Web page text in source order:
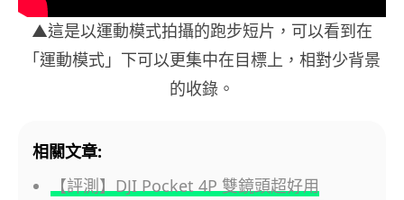
▲這是以運動模式拍攝的跑步短片，可以看到在
「運動模式」下可以更集中在目標上，相對少背景
的收錄。
相關文章:
【評測】DJI Pocket 4P 雙鏡頭超好用